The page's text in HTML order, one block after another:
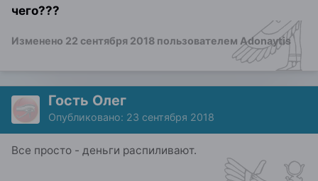
чего???
Изменено 22 сентября 2018 пользователем Adonaytis
Гость Oлег
Опубликовано: 23 сентября 2018
Все просто - деньги распиливают.